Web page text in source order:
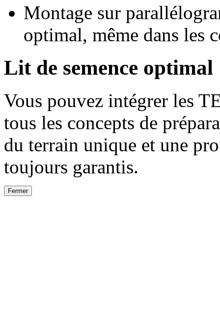
Montage sur
optimal, même dans les
Lit de semence optimal
Vous pouvez intégrer les
tous les concepts de
du terrain unique et une
toujours garantis.
Fermer